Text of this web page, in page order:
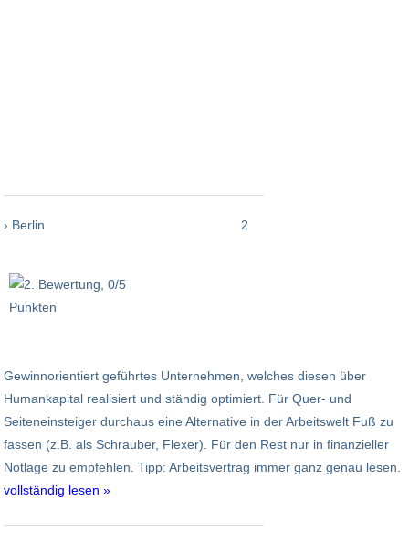
› Berlin 2
Gewinnorientiert geführtes Unternehmen, welches diesen über
Humankapital realisiert und ständig optimiert. Für Quer- und
Seiteneinsteiger durchaus eine Alternative in der Arbeitswelt Fuß zu
fassen (z.B. als Schrauber, Flexer). Für den Rest nur in finanzieller
Notlage zu empfehlen. Tipp: Arbeitsvertrag immer ganz genau lesen.
vollständig lesen »